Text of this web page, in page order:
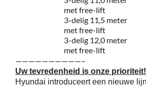
met free-lift
3-delig 11,5 meter
met free-lift
3-delig 12,0 meter
met free-lift
——————————–
Uw tevredenheid is onze prioriteit!
Hyundai introduceert een nieuwe